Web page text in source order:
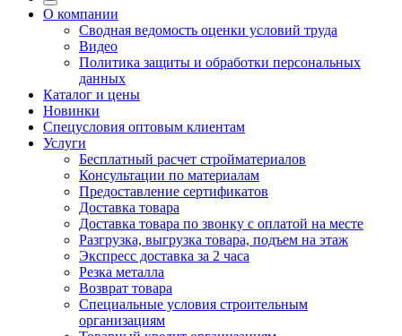
О компании
Сводная ведомость оценки условий труда
Видео
Политика защиты и обработки персональных
данных
Каталог и цены
Новинки
Спецусловия оптовым клиентам
Услуги
Бесплатный расчет стройматериалов
Консультации по материалам
Предоставление сертификатов
Доставка товара
Доставка товара по звонку с оплатой на месте
Разгрузка, выгрузка товара, подъем на этаж
Экспресс доставка за 2 часа
Резка металла
Возврат товара
Специальные условия строительным
организациям